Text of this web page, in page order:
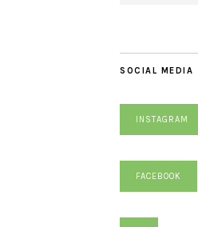
SOCIAL MEDIA
INSTAGRAM
FACEBOOK